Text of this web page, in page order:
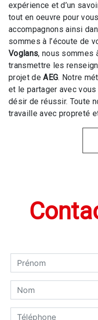
expérience et d’un
tout en oeuvre pour
accompagnons ainsi
sommes à l’écoute de
Voglans, nous sommes
transmettre les
projet deAEG. Notre
et le partager avec
désir de réussir. Toute
travaille avec propreté